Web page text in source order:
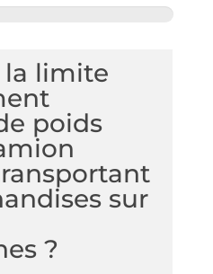
la limite
poids
sur
?